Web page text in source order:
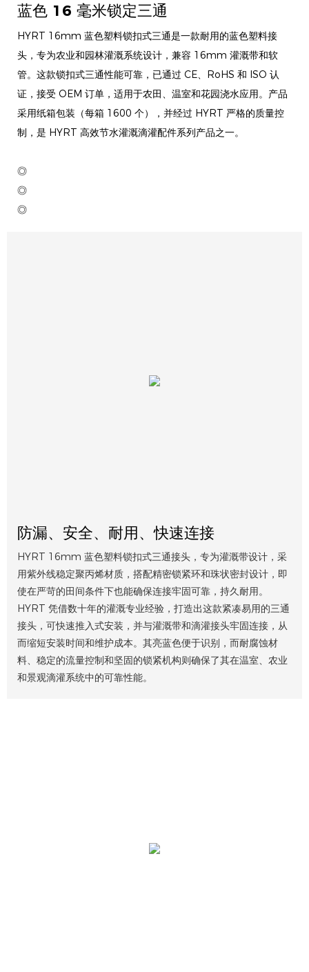
蓝色 16 毫米锁定三通
HYRT 16mm 蓝色塑料锁扣式三通是一款耐用的蓝色塑料接
头，专为农业和园林灌溉系统设计，兼容 16mm 灌溉带和软
管。这款锁扣式三通性能可靠，已通过 CE、RoHS 和 ISO 认
证，接受 OEM 订单，适用于农田、温室和花园浇水应用。产品
采用纸箱包装（每箱 1600 个），并经过 HYRT 严格的质量控
制，是 HYRT 高效节水灌溉滴灌配件系列产品之一。
◎
◎
◎
防漏、安全、耐用、快速连接
HYRT 16mm 蓝色塑料锁扣式三通接头，专为灌溉带设计，采
用紫外线稳定聚丙烯材质，搭配精密锁紧环和珠状密封设计，即
使在严苛的田间条件下也能确保连接牢固可靠，持久耐用。
HYRT 凭借数十年的灌溉专业经验，打造出这款紧凑易用的三通
接头，可快速推入式安装，并与灌溉带和滴灌接头牢固连接，从
而缩短安装时间和维护成本。其亮蓝色便于识别，而耐腐蚀材
料、稳定的流量控制和坚固的锁紧机构则确保了其在温室、农业
和景观滴灌系统中的可靠性能。